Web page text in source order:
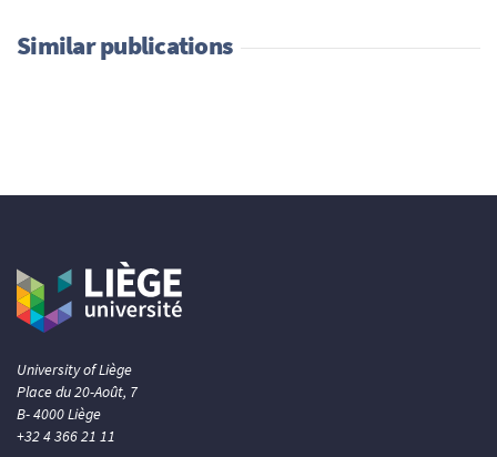
Similar publications
University of Liège
Place du 20-Août, 7
B- 4000 Liège
+32 4 366 21 11